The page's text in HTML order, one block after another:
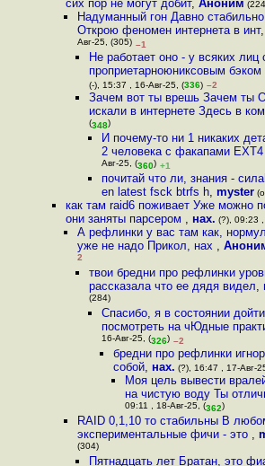
сих пор не могут добит, Аноним
Надуманный гон Давно
Открою феномен интернета в инт,
Авг-25, (305) –1
Не работает оно - у всяких лиц
проприетарноюниксовым
(-), 15:37 , 16-Авг-25, (336) –2
Зачем вот ты врешь Зачем ты
искали в интернете Здесь в ком
(348)
И почему-то ни 1 никаких
2 человека с факапами
Авг-25, (360) +1
почитай что ли, знания -
en latest fsck btrfs h, myster
как там raid6 поживает Уже можно
они заняты парсером , нах. (?), 09:23
А рефлинки у вас там как,
уже не надо Прикол, нах ,
2
твои бредни про рефлинки
рассказала что ее дядя видел,
(284)
Спасибо, я в состоянии
посмотреть на чЮдные
16-Авг-25, (326) –2
бредни про рефлинки
собой, нах. (?), 16:47 , 17-Авг-
Моя цель вывести
на чистую воду Ты
09:11 , 18-Авг-25, (362)
RAID 0,1,10 то стабильны В
экспериментальные фичи - это ,
(304)
Пятнадцать лет Братан, это